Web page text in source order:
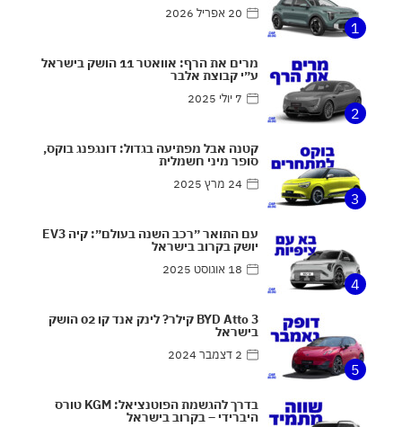
1
20 אפריל 2026
2
מרים את הרף: אוואטר 11 הושק בישראל
ע״י קבוצת אלבר
7 יולי 2025
3
קטנה אבל מפתיעה בגדול: דונגפנג בוקס,
סופר מיני חשמלית
24 מרץ 2025
4
עם התואר ״רכב השנה בעולם״: קיה EV3
יושק בקרוב בישראל
18 אוגוסט 2025
5
BYD Atto 3 קילר? לינק אנד קו 02 הושק
בישראל
2 דצמבר 2024
בדרך להגשמת הפוטנציאל: KGM טורס
היברידי – בקרוב בישראל